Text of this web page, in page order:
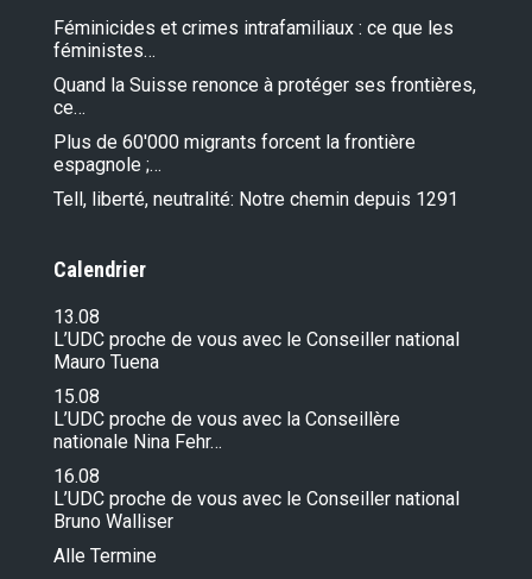
Féminicides et crimes intrafamiliaux : ce que les
féministes…
Quand la Suisse renonce à protéger ses frontières,
ce…
Plus de 60'000 migrants forcent la frontière
espagnole ;…
Tell, liberté, neutralité: Notre chemin depuis 1291
Calendrier
13.08
L’UDC proche de vous avec le Conseiller national
Mauro Tuena
15.08
L’UDC proche de vous avec la Conseillère
nationale Nina Fehr…
16.08
L’UDC proche de vous avec le Conseiller national
Bruno Walliser
Alle Termine